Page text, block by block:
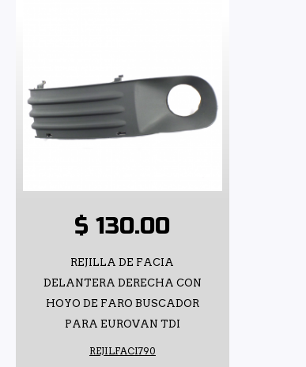
$ 130.00
REJILLA DE FACIA
DELANTERA DERECHA CON
HOYO DE FARO BUSCADOR
PARA EUROVAN TDI
REJILFACI790